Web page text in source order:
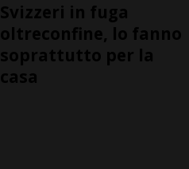
Svizzeri in fuga
oltreconfine, lo fanno
soprattutto per la
casa